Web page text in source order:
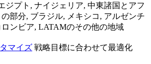
ジプト, ナイジェリア, 中東諸国とアフ
の部分, ブラジル, メキシコ, アルゼンチ
ロンビア, LATAMのその他の地域
マイズ 戦略目標に合わせて最適化